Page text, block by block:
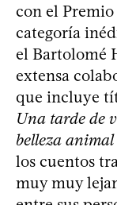
con el
categoría
el Bartolomé
extensa
que incluye
Una tarde de
belleza animal
los cuentos
muy muy